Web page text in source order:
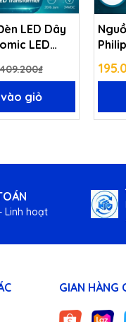
LED Dây
LED
giỏ
Linh hoạt
GIAN HÀNG